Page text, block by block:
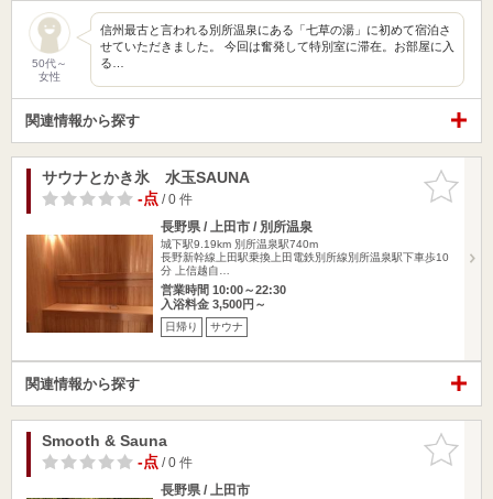
50代～
女性
信州最古と言われる別所温泉にある「七草の湯」に初めて宿泊さ
せていただきました。 今回は奮発して特別室に滞在。お部屋に入
る…
関連情報から探す
お気に入
りに追加
サウナとかき氷 水玉SAUNA
-点/ 0 件
長野県 / 上田市 / 別所温泉
城下駅9.19km 別所温泉駅740m
長野新幹線上田駅乗換上田電鉄別所線別所温泉駅下車歩10
分 上信越自…
営業時間 10:00～22:30
入浴料金 3,500円～
日帰り サウナ
関連情報から探す
お気に入
りに追加
Smooth & Sauna
-点/ 0 件
長野県 / 上田市